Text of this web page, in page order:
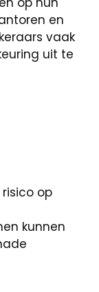
en
vaak
uit te
op
kunnen